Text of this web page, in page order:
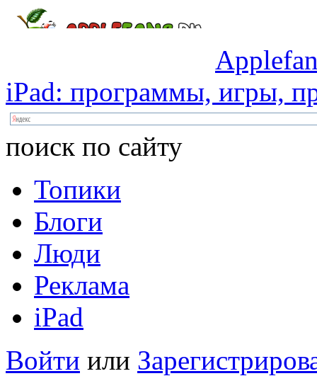
iPad: программы, игры,
поиск по сайту
Топики
Блоги
Люди
Реклама
iPad
Войти или